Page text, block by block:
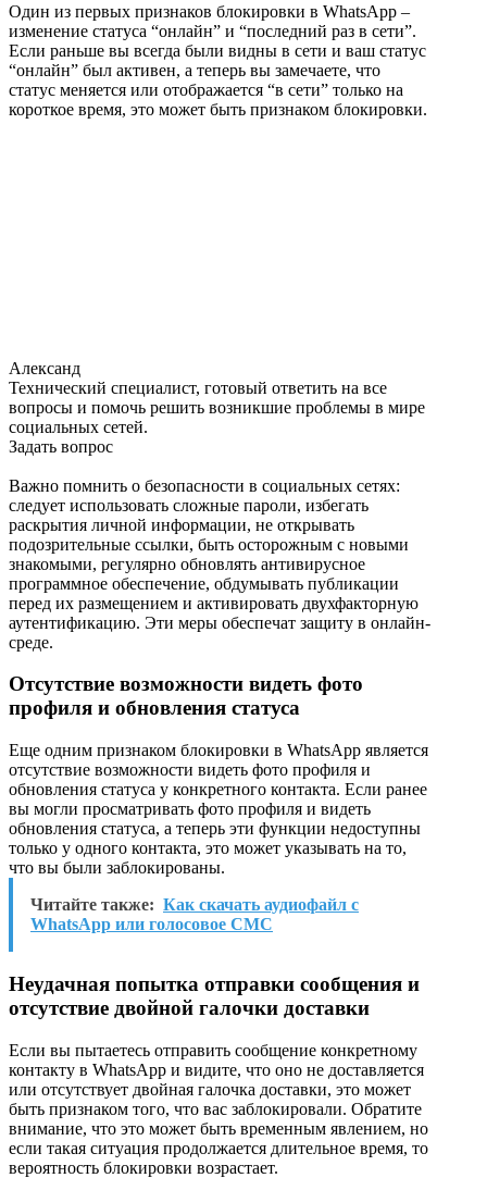
Один из первых признаков блокировки в WhatsApp –
изменение статуса “онлайн” и “последний раз в сети”.
Если раньше вы всегда были видны в сети и ваш статус
“онлайн” был активен, а теперь вы замечаете, что
статус меняется или отображается “в сети” только на
короткое время, это может быть признаком блокировки.
Александ
Технический специалист, готовый ответить на все
вопросы и помочь решить возникшие проблемы в мире
социальных сетей.
Задать вопрос
Важно помнить о безопасности в социальных сетях:
следует использовать сложные пароли, избегать
раскрытия личной информации, не открывать
подозрительные ссылки, быть осторожным с новыми
знакомыми, регулярно обновлять антивирусное
программное обеспечение, обдумывать публикации
перед их размещением и активировать двухфакторную
аутентификацию. Эти меры обеспечат защиту в онлайн-
среде.
Отсутствие возможности видеть фото
профиля и обновления статуса
Еще одним признаком блокировки в WhatsApp является
отсутствие возможности видеть фото профиля и
обновления статуса у конкретного контакта. Если ранее
вы могли просматривать фото профиля и видеть
обновления статуса, а теперь эти функции недоступны
только у одного контакта, это может указывать на то,
что вы были заблокированы.
Читайте также: Как скачать аудиофайл с
WhatsApp или голосовое СМС
Неудачная попытка отправки сообщения и
отсутствие двойной галочки доставки
Если вы пытаетесь отправить сообщение конкретному
контакту в WhatsApp и видите, что оно не доставляется
или отсутствует двойная галочка доставки, это может
быть признаком того, что вас заблокировали. Обратите
внимание, что это может быть временным явлением, но
если такая ситуация продолжается длительное время, то
вероятность блокировки возрастает.